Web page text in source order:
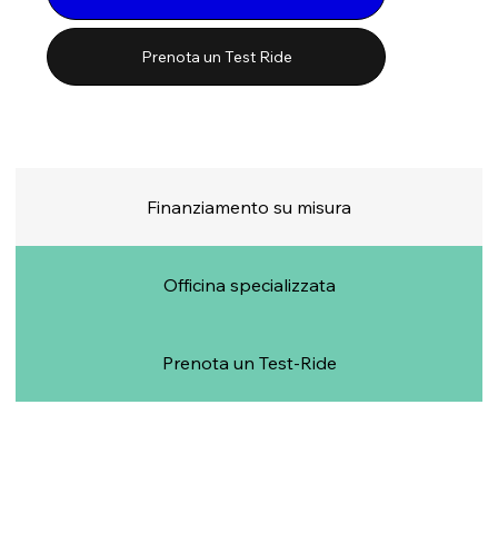
Prenota un Test Ride
Finanziamento su misura
Officina specializzata
Prenota un Test-Ride